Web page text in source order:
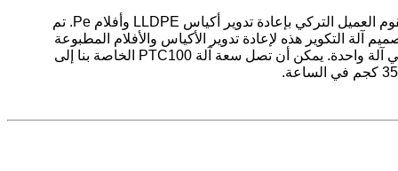
يقوم العميل التركي بإعادة تدوير أكياس LLDPE وأفلام Pe. تم
آلة التكوير هذه لإعادة تدوير الأكياس والأفلام المطبوعة
في آلة واحدة. يمكن أن تصل سعة آلة PTC100 الخاصة بنا إلى
الساعة.